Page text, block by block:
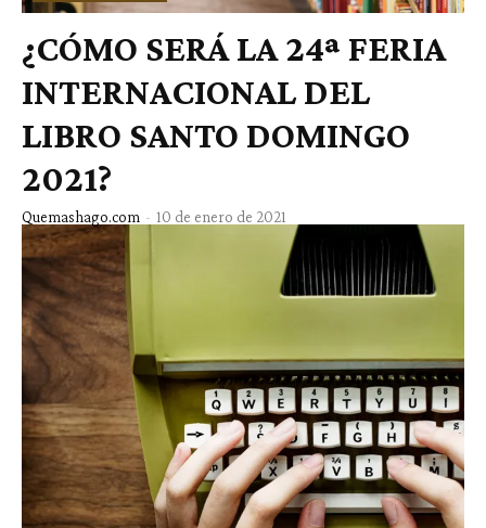
¿CÓMO SERÁ LA 24ª FERIA
INTERNACIONAL DEL
LIBRO SANTO DOMINGO
2021?
Quemashago.com - 10 de enero de 2021